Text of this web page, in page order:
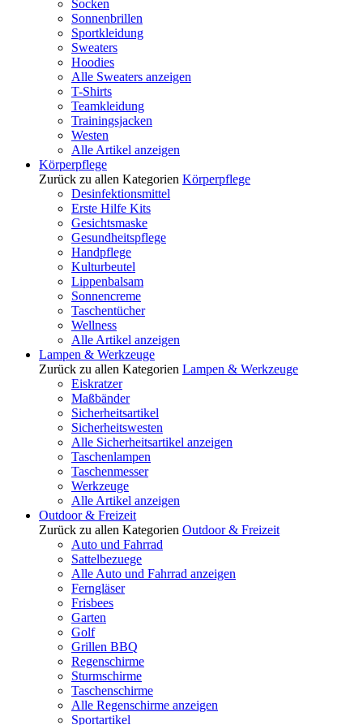
Socken
Sonnenbrillen
Sportkleidung
Sweaters
Hoodies
Alle Sweaters anzeigen
T-Shirts
Teamkleidung
Trainingsjacken
Westen
Alle Artikel anzeigen
Körperpflege
Zurück zu allen Kategorien Körperpflege
Desinfektionsmittel
Erste Hilfe Kits
Gesichtsmaske
Gesundheitspflege
Handpflege
Kulturbeutel
Lippenbalsam
Sonnencreme
Taschentücher
Wellness
Alle Artikel anzeigen
Lampen & Werkzeuge
Zurück zu allen Kategorien Lampen & Werkzeuge
Eiskratzer
Maßbänder
Sicherheitsartikel
Sicherheitswesten
Alle Sicherheitsartikel anzeigen
Taschenlampen
Taschenmesser
Werkzeuge
Alle Artikel anzeigen
Outdoor & Freizeit
Zurück zu allen Kategorien Outdoor & Freizeit
Auto und Fahrrad
Sattelbezuege
Alle Auto und Fahrrad anzeigen
Ferngläser
Frisbees
Garten
Golf
Grillen BBQ
Regenschirme
Sturmschirme
Taschenschirme
Alle Regenschirme anzeigen
Sportartikel